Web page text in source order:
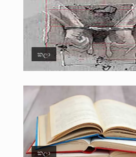
කලා
කලා